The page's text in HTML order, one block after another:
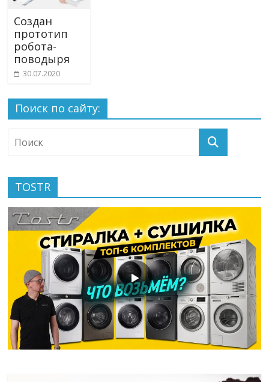
Создан
прототип
робота-
поводыря
30.07.2020
Поиск по сайту:
TOSTR